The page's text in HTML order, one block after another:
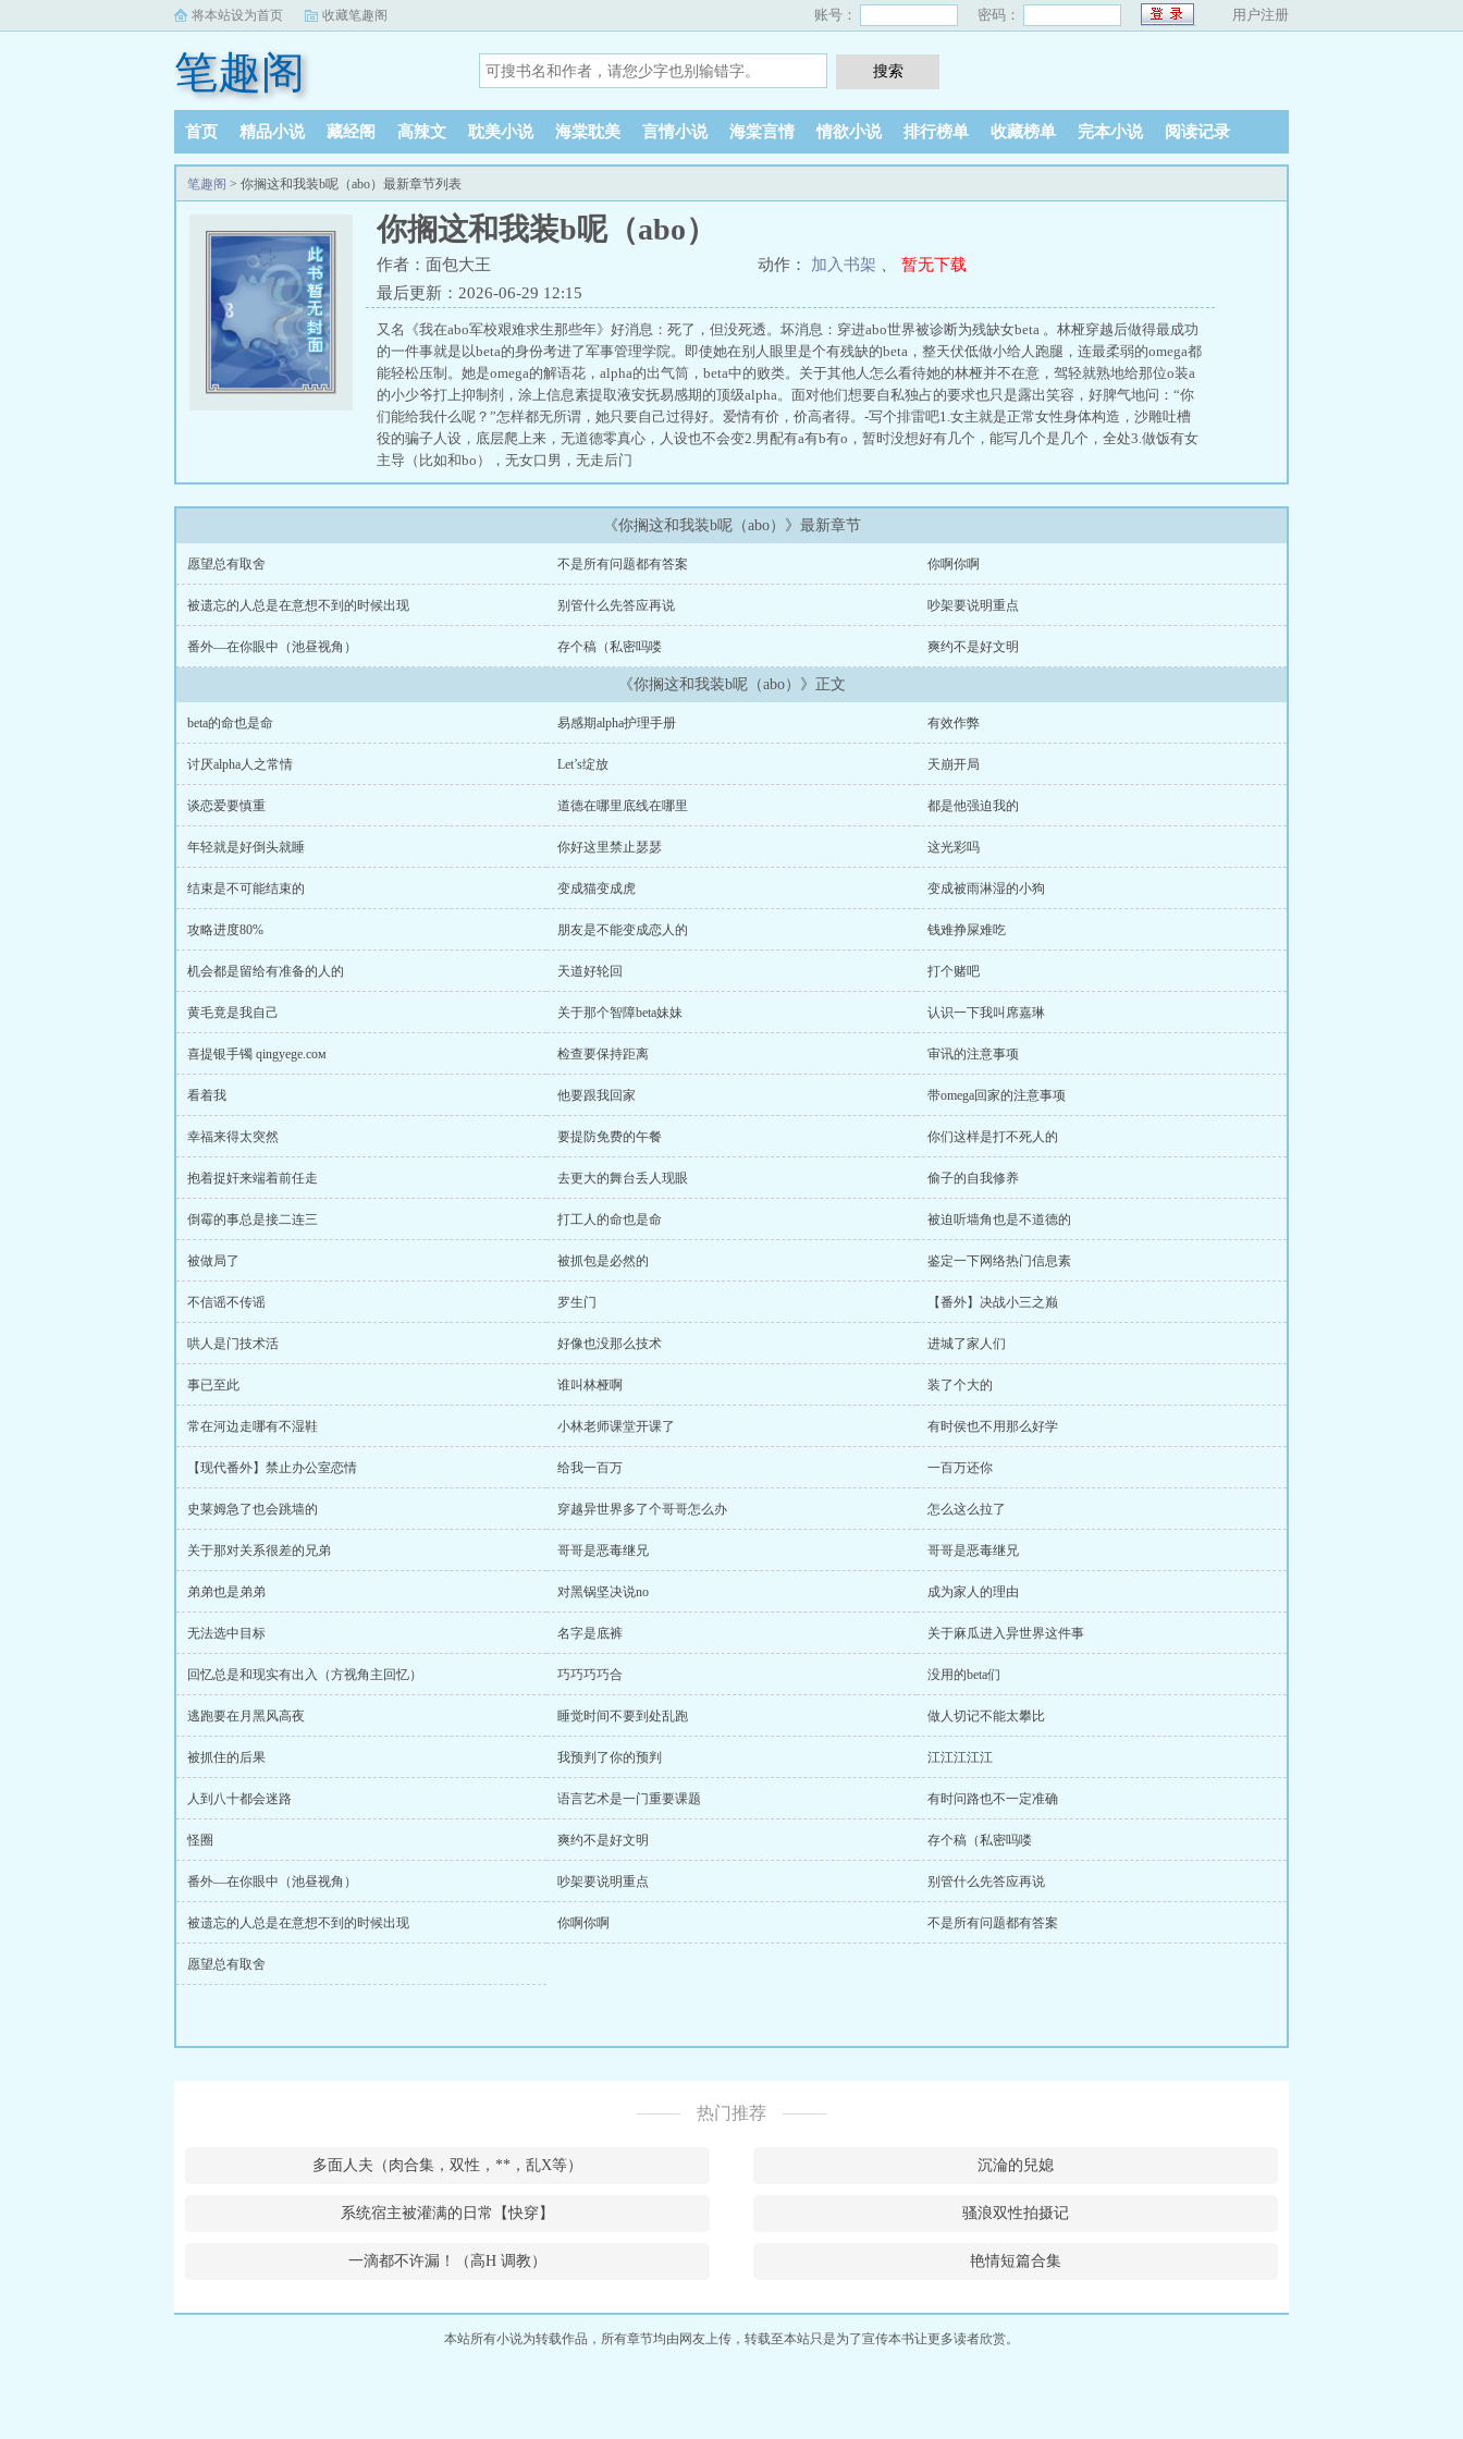
将本站设为首页 收藏笔趣阁 账号： 密码： 用户注册
笔趣阁
首页 精品小说 藏经阁 高辣文 耽美小说 海棠耽美 言情小说 海棠言情 情欲小说 排行榜单 收藏榜单 完本小说 阅读记录
笔趣阁 > 你搁这和我装b呢（abo）最新章节列表
你搁这和我装b呢（abo）
作者：面包大王 动作： 加入书架
暂无下载
最后更新：2026-06-29 12:15
又名《我在abo军校艰难求生那些年》好消息：死了，但没死透。坏消息：穿进abo世界被诊断为残缺女beta 。林桠穿越后做得最成功
的一件事就是以beta的身份考进了军事管理学院。即使她在别人眼里是个有残缺的beta，整天伏低做小给人跑腿，连最柔弱的omega都
能轻松压制。她是omega的解语花，alpha的出气筒，beta中的败类。关于其他人怎么看待她的林桠并不在意，驾轻就熟地给那位o装a
的小少爷打上抑制剂，涂上信息素提取液安抚易感期的顶级alpha。面对他们想要自私独占的要求也只是露出笑容，好脾气地问：“你
们能给我什么呢？”怎样都无所谓，她只要自己过得好。爱情有价，价高者得。-写个排雷吧1.女主就是正常女性身体构造，沙雕吐槽
役的骗子人设，底层爬上来，无道德零真心，人设也不会变2.男配有a有b有o，暂时没想好有几个，能写几个是几个，全处3.做饭有女
主导（比如和bo），无女口男，无走后门
《你搁这和我装b呢（abo）》最新章节
愿望总有取舍 不是所有问题都有答案 你啊你啊
被遗忘的人总是在意想不到的时候出现 别管什么先答应再说 吵架要说明重点
番外—在你眼中（池昼视角） 存个稿（私密吗喽 爽约不是好文明
《你搁这和我装b呢（abo）》正文
beta的命也是命 易感期alpha护理手册 有效作弊
讨厌alpha人之常情 Let’s绽放 天崩开局
谈恋爱要慎重 道德在哪里底线在哪里 都是他强迫我的
年轻就是好倒头就睡 你好这里禁止瑟瑟 这光彩吗
结束是不可能结束的 变成猫变成虎 变成被雨淋湿的小狗
攻略进度80% 朋友是不能变成恋人的 钱难挣屎难吃
机会都是留给有准备的人的 天道好轮回 打个赌吧
黄毛竟是我自己 关于那个智障beta妹妹 认识一下我叫席嘉琳
喜提银手镯 qingyege.coм 检查要保持距离 审讯的注意事项
看着我 他要跟我回家 带omega回家的注意事项
幸福来得太突然 要提防免费的午餐 你们这样是打不死人的
抱着捉奸来端着前任走 去更大的舞台丢人现眼 偷子的自我修养
倒霉的事总是接二连三 打工人的命也是命 被迫听墙角也是不道德的
被做局了 被抓包是必然的 鉴定一下网络热门信息素
不信谣不传谣 罗生门 【番外】决战小三之巅
哄人是门技术活 好像也没那么技术 进城了家人们
事已至此 谁叫林桠啊 装了个大的
常在河边走哪有不湿鞋 小林老师课堂开课了 有时侯也不用那么好学
【现代番外】禁止办公室恋情 给我一百万 一百万还你
史莱姆急了也会跳墙的 穿越异世界多了个哥哥怎么办 怎么这么拉了
关于那对关系很差的兄弟 哥哥是恶毒继兄 哥哥是恶毒继兄
弟弟也是弟弟 对黑锅坚决说no 成为家人的理由
无法选中目标 名字是底裤 关于麻瓜进入异世界这件事
回忆总是和现实有出入（方视角主回忆） 巧巧巧巧合 没用的beta们
逃跑要在月黑风高夜 睡觉时间不要到处乱跑 做人切记不能太攀比
被抓住的后果 我预判了你的预判 江江江江江
人到八十都会迷路 语言艺术是一门重要课题 有时问路也不一定准确
怪圈 爽约不是好文明 存个稿（私密吗喽
番外—在你眼中（池昼视角） 吵架要说明重点 别管什么先答应再说
被遗忘的人总是在意想不到的时候出现 你啊你啊 不是所有问题都有答案
愿望总有取舍
热门推荐
多面人夫（肉合集，双性，**，乱X等） 沉淪的兒媳
系统宿主被灌满的日常【快穿】 骚浪双性拍摄记
一滴都不许漏！（高H 调教） 艳情短篇合集
本站所有小说为转载作品，所有章节均由网友上传，转载至本站只是为了宣传本书让更多读者欣赏。